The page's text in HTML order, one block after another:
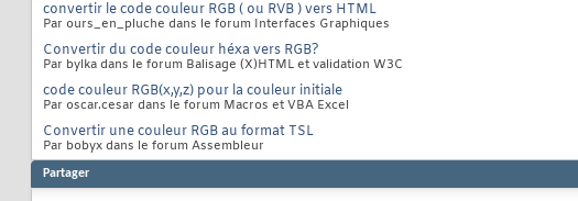
convertir le code couleur RGB ( ou RVB ) vers HTML
Par ours_en_pluche dans le forum Interfaces Graphiques
Convertir du code couleur héxa vers RGB?
Par bylka dans le forum Balisage (X)HTML et validation W3C
code couleur RGB(x,y,z) pour la couleur initiale
Par oscar.cesar dans le forum Macros et VBA Excel
Convertir une couleur RGB au format TSL
Par bobyx dans le forum Assembleur
Partager